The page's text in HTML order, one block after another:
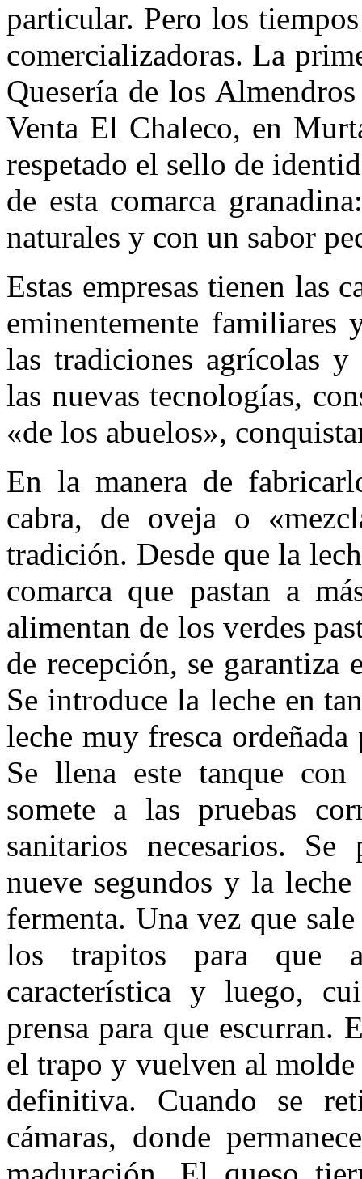
particular. Pero los
comercializadoras. La
Quesería de los
Venta El Chaleco, en
respetado el sello de
de esta comarca
naturales y con un sabor
Estas empresas tienen las
eminentemente familiares
las tradiciones agrícolas y
las nuevas tecnologías,
«de los abuelos»,
En la manera de
cabra, de oveja o
tradición. Desde que la
comarca que pastan a
alimentan de los verdes
de recepción, se garantiza
Se introduce la leche en
leche muy fresca ordeñada
Se llena este tanque
somete a las pruebas
sanitarios necesarios.
nueve segundos y la
fermenta. Una vez que
los trapitos para que
característica y luego,
prensa para que escurran.
el trapo y vuelven al
definitiva. Cuando se
cámaras, donde